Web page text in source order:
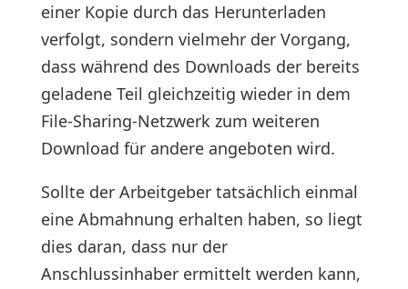
einer Kopie durch das Herunterladen
verfolgt, sondern vielmehr der Vorgang,
dass während des Downloads der bereits
geladene Teil gleichzeitig wieder in dem
File-Sharing-Netzwerk zum weiteren
Download für andere angeboten wird.
Sollte der Arbeitgeber tatsächlich einmal
eine Abmahnung erhalten haben, so liegt
dies daran, dass nur der
Anschlussinhaber ermittelt werden kann,